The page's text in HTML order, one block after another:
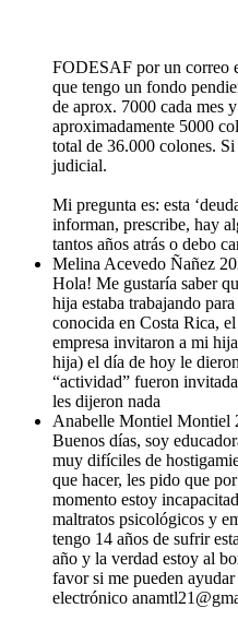
FODESAF por un correo
que tengo un fondo
de aprox. 7000 cada mes
aproximadamente 5000
total de 36.000 colones.
judicial.
Mi pregunta es: esta
informan, prescribe, hay
tantos años atrás o debo
Melina Acevedo Ñañez
Hola! Me gustaría saber
hija estaba trabajando
conocida en Costa Rica,
empresa invitaron a mi
hija) el día de hoy le
“actividad” fueron
les dijeron nada
Anabelle Montiel Montiel
Buenos días, soy
muy difíciles de
que hacer, les pido que
momento estoy
maltratos psicológicos y
tengo 14 años de sufrir
año y la verdad estoy al
favor si me pueden
electrónico